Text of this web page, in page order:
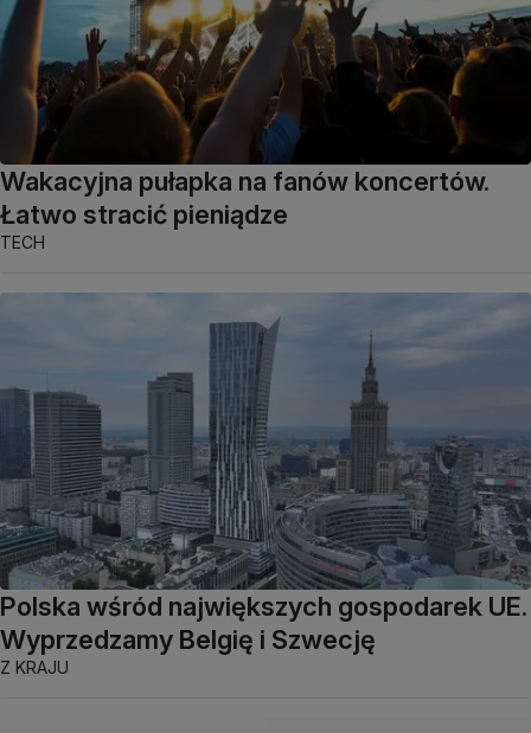
Wakacyjna pułapka na fanów koncertów.
Łatwo stracić pieniądze
TECH
Polska wśród największych gospodarek UE.
Wyprzedzamy Belgię i Szwecję
Z KRAJU